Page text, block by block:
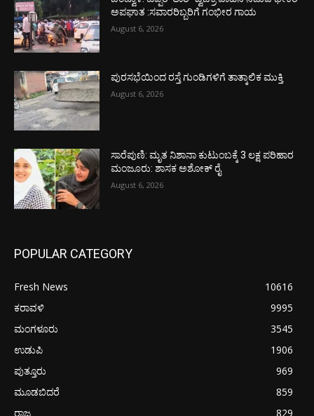
ಅಪಘಾತ :ಸವಾರರಿಬ್ಬರಿಗೆ ಗಂಭೀರ ಗಾಯ
August 6, 2026
ಪುರಸಭೆಯಿಂದ ರಸ್ತೆ ಗುಂಡಿಗಳಿಗೆ ತಾತ್ಕಾಲಿಕ ಮುಕ್ತಿ
August 6, 2026
ಸಾರೆಪುಣಿ: ಮೃತ ನಿಶಾನಾ ಕುಟುಂಬಕ್ಕೆ 3 ಲಕ್ಷ ಪರಿಹಾರ
ಮಂಜೂರು: ಶಾಸಕ ಅಶೋಕ್ ರೈ
August 6, 2026
POPULAR CATEGORY
Fresh News
10616
ಕರಾವಳಿ
9995
ಮಂಗಳೂರು
3545
ಉಡುಪಿ
1906
ಪುತ್ತೂರು
969
ಮೂಡಬಿದರೆ
859
ರಾಜ್ಯ
829